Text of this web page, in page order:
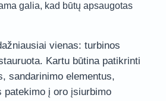
galia, kad būtų apsaugotas
vienas: turbinos
Kartu būtina patikrinti
sandarinimo elementus,
į oro įsiurbimo